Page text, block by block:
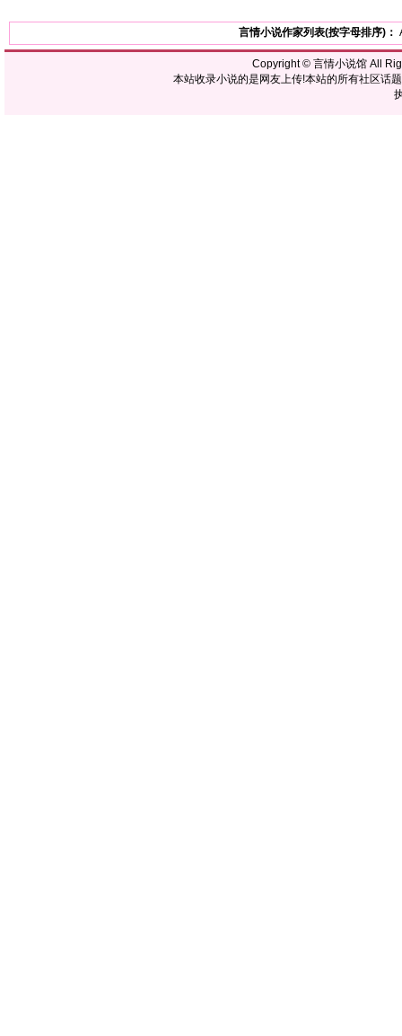
言情小说作家列表(按字母排序)：
Copyright © 言情小说馆All
本站收录小说的是网友上传!本站的所有社区话